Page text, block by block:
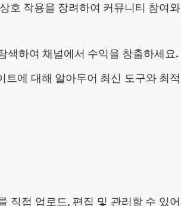
호 작용을 장려하여 커뮤니티 참여와
색하여 채널에서 수익을 창출하세요.
에 대해 알아두어 최신 도구와 최적
직접 업로드, 편집 및 관리할 수 있어